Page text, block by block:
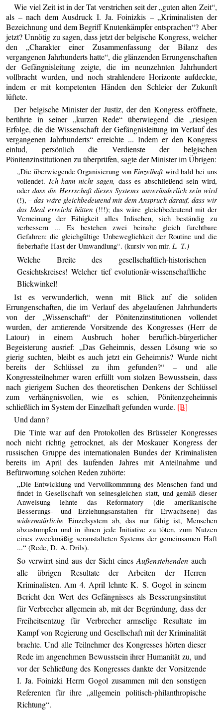
Wie viel Zeit ist in der Tat verstrichen seit der „guten alten Zeit“,
als – nach dem Ausdruck I. Ja. Foinizkis – „Kriminalisten der
Bezeichnung und dem Begriff Knutenkämpfer entsprachen“? Aber
jetzt? Unnötig zu sagen, dass jetzt der belgische Kongress, welcher
den „Charakter einer Zusammenfassung der Bilanz des
vergangenen Jahrhunderts hatte“, die glänzenden Errungenschaften
der Gefängnisleitung zeigte, die im neunzehnten Jahrhundert
vollbracht wurden, und noch strahlendere Horizonte aufdeckte,
indem er mit kompetenten Händen den Schleier der Zukunft
lüftete.
Der belgische Minister der Justiz, der den Kongress eröffnete,
berührte in seiner „kurzen Rede“ überwiegend die „riesigen
Erfolge, die die Wissenschaft der Gefängnisleitung im Verlauf des
vergangenen Jahrhunderts“ erreichte ... Indem er den Kongress
einlud, persönlich die Verdienste der belgischen
Pönitenzinstitutionen zu überprüfen, sagte der Minister im Übrigen:
„Die überwiegende Organisierung vonEinzelhaftwird bald bei uns
vollendet. Ich kann nicht sagen, dass es abschließend sein wird,
oderdass die Herrschaft dieses Systems unveränderlich sein wird
(!), –das wäre gleichbedeutend mit dem Anspruch darauf, dass wir
das Ideal erreicht hätten (!!!); das wäre gleichbedeutend mit der
Verneinung der Fähigkeit alles Irdischen, sich beständig zu
verbessern ... Es bestehen zwei beinahe gleich furchtbare
Gefahren: die gleichgültige Unbeweglichkeit der Routine und die
fieberhafte Hast der Umwandlung“. (kursiv von mir. L. Т.)
Welche Breite des gesellschaftlich-historischen
Gesichtskreises! Welcher tief evolutionär-wissenschaftliche
Blickwinkel!
Ist es verwunderlich, wenn mit Blick auf die soliden
Errungenschaften, die im Verlauf des abgelaufenen Jahrhunderts
von der „Wissenschaft“ der Pönitenzinstitutionen vollendet
wurden, der amtierende Vorsitzende des Kongresses (Herr de
Latour) in einem Ausbruch hoher beruflich-bürgerlicher
Begeisterung ausrief: „Das Geheimnis, dessen Lösung wie so
gierig suchten, bleibt es auch jetzt ein Geheimnis? Wurde nicht
bereits der Schlüssel zu ihm gefunden?“ – und alle
Kongressteilnehmer waren erfüllt vom stolzen Bewusstsein, dass
nach gierigem Suchen des theoretischen Denkens der Schlüssel
zum verhängnisvollen, wie es schien, Pönitenzgeheimnis
schließlich im System der Einzelhaft gefunden wurde. [B]
Und dann?
Die Tinte war auf den Protokollen des Brüsseler Kongresses
noch nicht richtig getrocknet, als der Moskauer Kongress der
russischen Gruppe des internationalen Bundes der Kriminalisten
bereits im April des laufenden Jahres mit Anteilnahme und
Befürwortung solchen Reden zuhörte:
„Die Entwicklung und Vervollkommnung des Menschen fand und
findet in Gesellschaft von seinesgleichen statt, und gemäß dieser
Anweisung lehnte das Reformatory (die amerikanische
Besserungs- und Erziehungsanstalten für Erwachsene) das
widernatürliche Einzelsystem ab, das nur fähig ist, Menschen
abzustumpfen und in ihnen jede Initiative zu töten, zum Nutzen
eines zweckmäßig veranstalteten Systems der gemeinsamen Haft
...“ (Rede, D. A. Drils).
So verwirrt sind aus der Sicht einesAußenstehendenauch
alle übrigen Resultate der Arbeiten der Herren
Kriminalisten. Am 4. April lehnte K. S. Gogol in seinem
Bericht den Wert des Gefängnisses als Besserungsinstitut
für Verbrecher allgemein ab, mit der Begründung, dass der
Freiheitsentzug für Verbrecher armselige Resultate im
Kampf von Regierung und Gesellschaft mit der Kriminalität
brachte. Und alle Teilnehmer des Kongresses hörten dieser
Rede im angenehmen Bewusstsein ihrer Humanität zu, und
vor der Schließung des Kongresses dankte der Vorsitzende
I. Ja. Foinizki Herrn Gogol zusammen mit den sonstigen
Referenten für ihre „allgemein politisch-philanthropische
Richtung“.